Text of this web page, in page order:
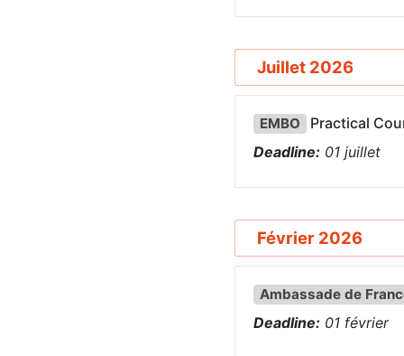
Juillet 2026
EMBO
Practical
Deadline: 01 juillet
Février 2026
Ambassade de
Deadline: 01 février